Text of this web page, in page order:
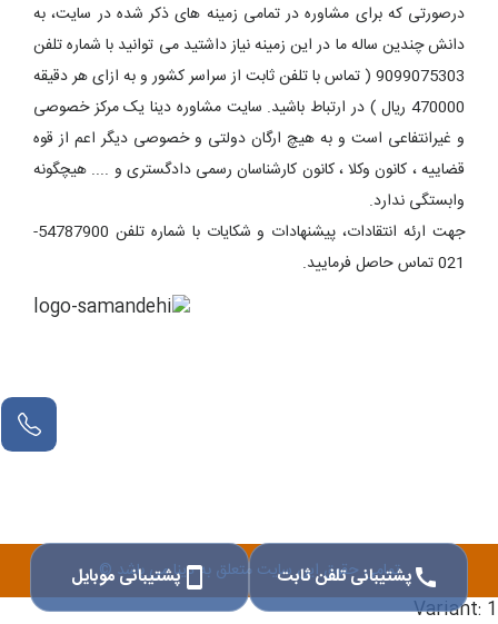
درصورتی که برای مشاوره در تمامی زمینه های ذکر شده در سایت، به
دانش چندین ساله ما در این زمینه نیاز داشتید می توانید با شماره تلفن
9099075303 ( تماس با تلفن ثابت از سراسر کشور و به ازای هر دقیقه
470000 ریال ) در ارتباط باشید. سایت مشاوره دینا یک مرکز خصوصی
و غیرانتفاعی است و به هیچ ارگان دولتی و خصوصی دیگر اعم از قوه
قضاییه ، کانون وکلا ، کانون کارشناسان رسمی دادگستری و .... هیچگونه
وابستگی ندارد.
جهت ارئه انتقادات، پیشنهادات و شکایات با شماره تلفن 54787900-
021 تماس حاصل فرمایید.
تمامی حقوق این سایت متعلق به دینا می باشد ©
Variant: 1
callپشتیبانی تلفن ثابت smartphoneپشتیبانی موبایل